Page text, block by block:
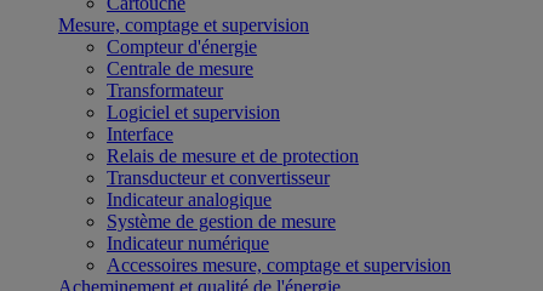
Mesure, comptage et supervision
Compteur d'énergie
Centrale de mesure
Transformateur
Logiciel et supervision
Interface
Relais de mesure et de protection
Transducteur et convertisseur
Indicateur analogique
Système de gestion de mesure
Indicateur numérique
Accessoires mesure, comptage et supervision
Acheminement et qualité de l'énergie